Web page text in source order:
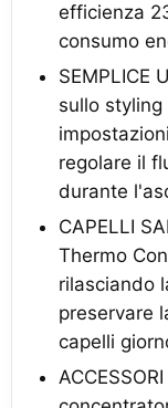
efficienza
consumo
SEMPLICE
sullo
regolare il
durante
CAPELLI
Thermo
rilasciando
preservare
capelli